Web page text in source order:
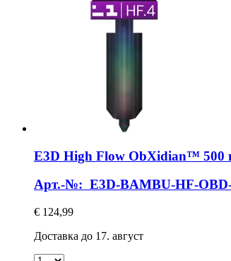
E3D High Flow ObXidian™ 500
Арт.-№: E3D-BAMBU-HF-OBD-
€ 124,99
Доставка до 17. август